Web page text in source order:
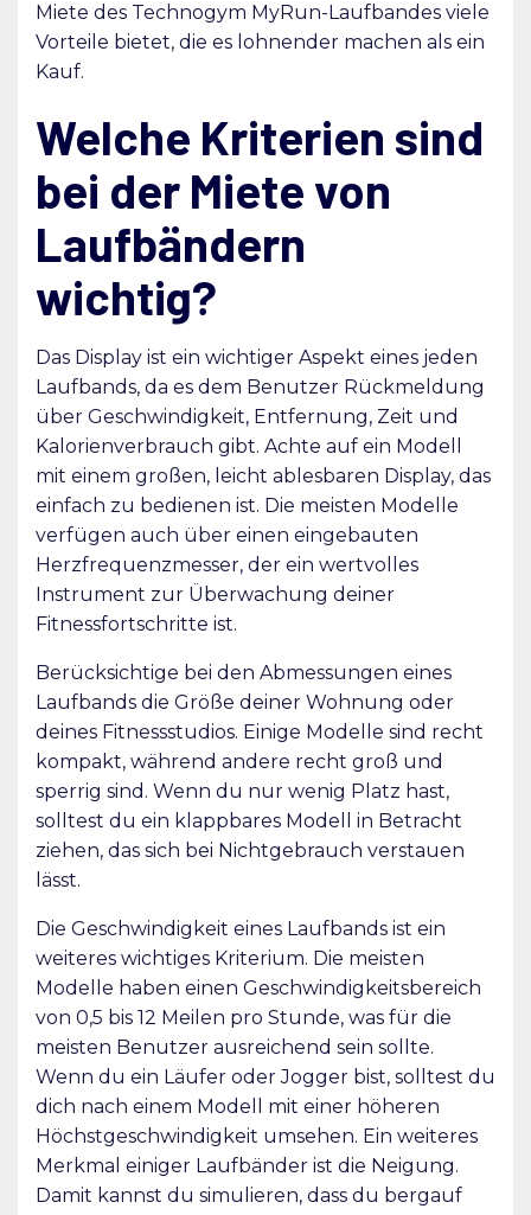
Miete des Technogym MyRun-Laufbandes viele
Vorteile bietet, die es lohnender machen als ein
Kauf.
Welche Kriterien sind
bei der Miete von
Laufbändern
wichtig?
Das Display ist ein wichtiger Aspekt eines jeden
Laufbands, da es dem Benutzer Rückmeldung
über Geschwindigkeit, Entfernung, Zeit und
Kalorienverbrauch gibt. Achte auf ein Modell
mit einem großen, leicht ablesbaren Display, das
einfach zu bedienen ist. Die meisten Modelle
verfügen auch über einen eingebauten
Herzfrequenzmesser, der ein wertvolles
Instrument zur Überwachung deiner
Fitnessfortschritte ist.
Berücksichtige bei den Abmessungen eines
Laufbands die Größe deiner Wohnung oder
deines Fitnessstudios. Einige Modelle sind recht
kompakt, während andere recht groß und
sperrig sind. Wenn du nur wenig Platz hast,
solltest du ein klappbares Modell in Betracht
ziehen, das sich bei Nichtgebrauch verstauen
lässt.
Die Geschwindigkeit eines Laufbands ist ein
weiteres wichtiges Kriterium. Die meisten
Modelle haben einen Geschwindigkeitsbereich
von 0,5 bis 12 Meilen pro Stunde, was für die
meisten Benutzer ausreichend sein sollte.
Wenn du ein Läufer oder Jogger bist, solltest du
dich nach einem Modell mit einer höheren
Höchstgeschwindigkeit umsehen. Ein weiteres
Merkmal einiger Laufbänder ist die Neigung.
Damit kannst du simulieren, dass du bergauf